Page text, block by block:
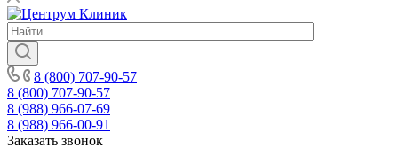
8 (800) 707-90-57
8 (800) 707-90-57
8 (988) 966-07-69
8 (988) 966-00-91
Заказать звонок